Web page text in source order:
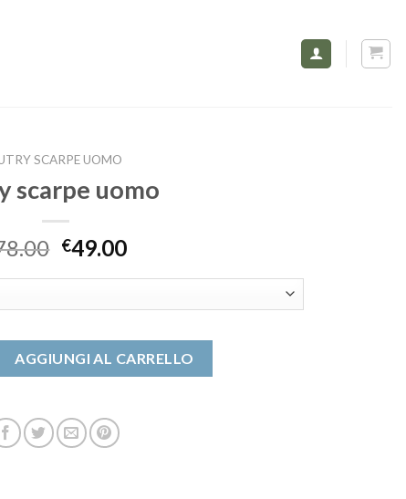
SCARPE UOMO
scarpe uomo
€49.00
AGGIUNGI AL CARRELLO